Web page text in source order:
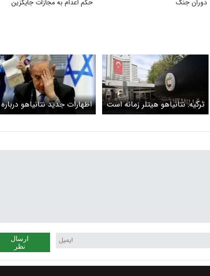
دوران جنگ
حکم اعدام به مجازات جایگزین
ترکیه: نتانیاهو هیتلر زمانه است
اظهارات جدید نتانیاهو درباره
جنگ
ارسال
نظر